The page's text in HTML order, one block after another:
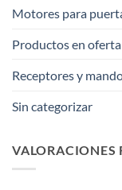
Motores para
Productos en oferta
Receptores y
Sin categorizar
VALORACIONES